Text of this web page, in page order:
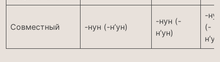
Совместный -нун (-н’ун)
-нун (-
н’ун)
-
(-